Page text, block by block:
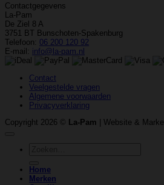
Contactgegevens
La-Pam
De Ziel 8 A
3751 BT Bunschoten-Spakenburg
Telefoon: 06 200 120 92
E-mail: info@la-pam.nl
Contact
Veelgestelde vragen
Algemene voorwaarden
Privacyverklaring
Copyright 2026 © La-Pam | Website &
Home
Merken